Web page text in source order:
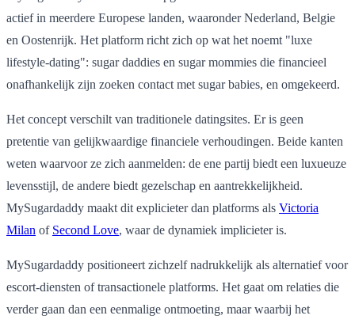
actief in meerdere Europese landen, waaronder Nederland, Belgie
en Oostenrijk. Het platform richt zich op wat het noemt "luxe
lifestyle-dating": sugar daddies en sugar mommies die financieel
onafhankelijk zijn zoeken contact met sugar babies, en omgekeerd.
Het concept verschilt van traditionele datingsites. Er is geen
pretentie van gelijkwaardige financiele verhoudingen. Beide kanten
weten waarvoor ze zich aanmelden: de ene partij biedt een luxueuze
levensstijl, de andere biedt gezelschap en aantrekkelijkheid.
MySugardaddy maakt dit explicieter dan platforms als Victoria
Milan of Second Love, waar de dynamiek implicieter is.
MySugardaddy positioneert zichzelf nadrukkelijk als alternatief voor
escort-diensten of transactionele platforms. Het gaat om relaties die
verder gaan dan een eenmalige ontmoeting, maar waarbij het